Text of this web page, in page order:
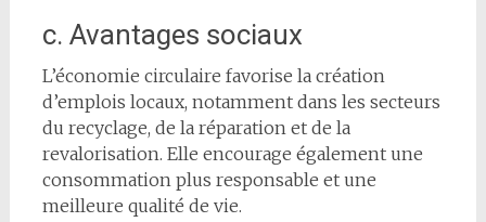
c. Avantages sociaux
L’économie circulaire favorise la création
d’emplois locaux, notamment dans les secteurs
du recyclage, de la réparation et de la
revalorisation. Elle encourage également une
consommation plus responsable et une
meilleure qualité de vie.